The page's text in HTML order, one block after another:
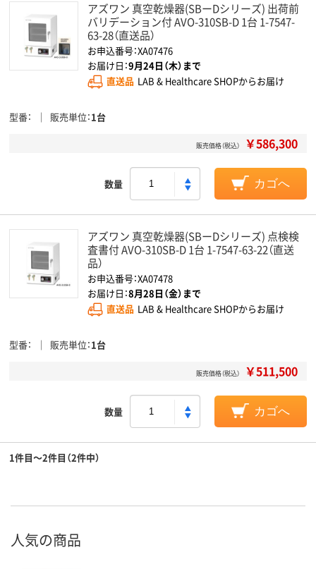
アズワン 真空乾燥器(SBーDシリーズ) 出荷前
バリデーション付 AVO-310SB-D 1台 1-7547-
63-28（直送品）
お申込番号：XA07476
お届け日：9月24日（木）まで
直送品 LAB & Healthcare SHOPからお届け
型番 販売単位 1台
販売価格（税込） ￥586,300
数量 カゴへ
アズワン 真空乾燥器(SBーDシリーズ) 点検検
査書付 AVO-310SB-D 1台 1-7547-63-22（直送
品）
お申込番号：XA07478
お届け日：8月28日（金）まで
直送品 LAB & Healthcare SHOPからお届け
型番 販売単位 1台
販売価格（税込） ￥511,500
数量 カゴへ
1件目～2件目（2件中）
人気の商品